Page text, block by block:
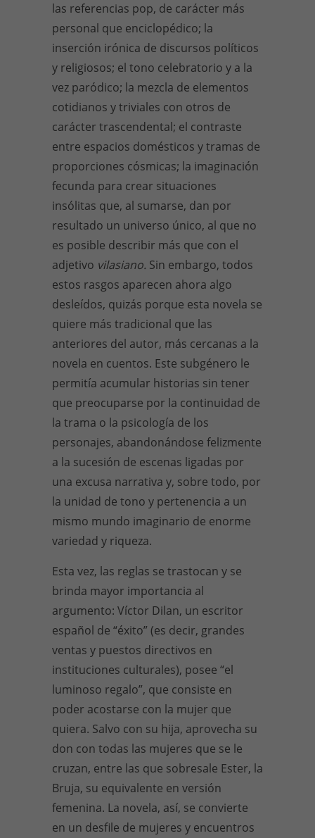
las referencias pop, de carácter más
personal que enciclopédico; la
inserción irónica de discursos políticos
y religiosos; el tono celebratorio y a la
vez paródico; la mezcla de elementos
cotidianos y triviales con otros de
carácter trascendental; el contraste
entre espacios domésticos y tramas de
proporciones cósmicas; la imaginación
fecunda para crear situaciones
insólitas que, al sumarse, dan por
resultado un universo único, al que no
es posible describir más que con el
adjetivo vilasiano. Sin embargo, todos
estos rasgos aparecen ahora algo
desleídos, quizás porque esta novela se
quiere más tradicional que las
anteriores del autor, más cercanas a la
novela en cuentos. Este subgénero le
permitía acumular historias sin tener
que preocuparse por la continuidad de
la trama o la psicología de los
personajes, abandonándose felizmente
a la sucesión de escenas ligadas por
una excusa narrativa y, sobre todo, por
la unidad de tono y pertenencia a un
mismo mundo imaginario de enorme
variedad y riqueza.
Esta vez, las reglas se trastocan y se
brinda mayor importancia al
argumento: Víctor Dilan, un escritor
español de “éxito” (es decir, grandes
ventas y puestos directivos en
instituciones culturales), posee “el
luminoso regalo”, que consiste en
poder acostarse con la mujer que
quiera. Salvo con su hija, aprovecha su
don con todas las mujeres que se le
cruzan, entre las que sobresale Ester, la
Bruja, su equivalente en versión
femenina. La novela, así, se convierte
en un desfile de mujeres y encuentros